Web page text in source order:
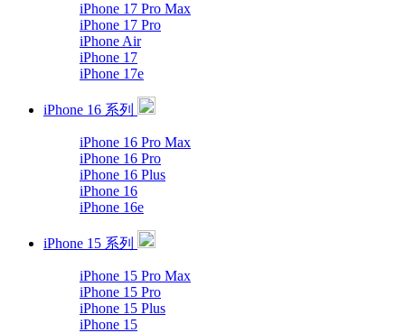
iPhone 17 Pro Max
iPhone 17 Pro
iPhone Air
iPhone 17
iPhone 17e
iPhone 16 系列
iPhone 16 Pro Max
iPhone 16 Pro
iPhone 16 Plus
iPhone 16
iPhone 16e
iPhone 15 系列
iPhone 15 Pro Max
iPhone 15 Pro
iPhone 15 Plus
iPhone 15